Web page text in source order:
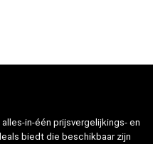
in-één prijsvergelijkings- en
biedt die beschikbaar zijn